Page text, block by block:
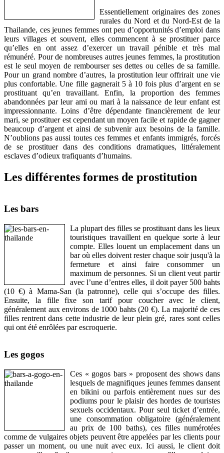
Essentiellement originaires des zones
rurales du Nord et du Nord-Est de la
Thailande, ces jeunes femmes ont peu d’opportunités d’emploi dans
leurs villages et souvent, elles commencent à se prostituer parce
qu’elles en ont assez d’exercer un travail pénible et très mal
rémunéré. Pour de nombreuses autres jeunes femmes, la prostitution
est le seul moyen de rembourser ses dettes ou celles de sa famille.
Pour un grand nombre d’autres, la prostitution leur offrirait une vie
plus confortable. Une fille gagnerait 5 à 10 fois plus d’argent en se
prostituant qu’en travaillant. Enfin, la proportion des femmes
abandonnées par leur ami ou mari à la naissance de leur enfant est
impressionnante. Loins d’être dépendante financièrement de leur
mari, se prostituer est cependant un moyen facile et rapide de gagner
beaucoup d’argent et ainsi de subvenir aux besoins de la famille.
N’oublions pas aussi toutes ces femmes et enfants immigrés, forcés
de se prostituer dans des conditions dramatiques, littéralement
esclaves d’odieux trafiquants d’humains.
Les différentes formes de prostitution
Les bars
La plupart des filles se prostituant dans les lieux
touristiques travaillent en quelque sorte à leur
compte. Elles louent un emplacement dans un
bar où elles doivent rester chaque soir jusqu'à la
fermeture et ainsi faire consommer un
maximum de personnes. Si un client veut partir
avec l’une d’entres elles, il doit payer 500 bahts
(10 €) à Mama-San (la patronne), celle qui s’occupe des filles.
Ensuite, la fille fixe son tarif pour coucher avec le client,
généralement aux environs de 1000 bahts (20 €). La majorité de ces
filles rentrent dans cette industrie de leur plein gré, rares sont celles
qui ont été enrôlées par escroquerie.
Les gogos
Ces « gogos bars » proposent des shows dans
lesquels de magnifiques jeunes femmes dansent
en bikini ou parfois entièrement nues sur des
podiums pour le plaisir des hordes de touristes
sexuels occidentaux. Pour seul ticket d’entrée,
une consommation obligatoire (généralement
au prix de 100 baths), ces filles numérotées
comme de vulgaires objets peuvent être appelées par les clients pour
passer un moment, ou une nuit avec eux. Ici aussi, le client doit